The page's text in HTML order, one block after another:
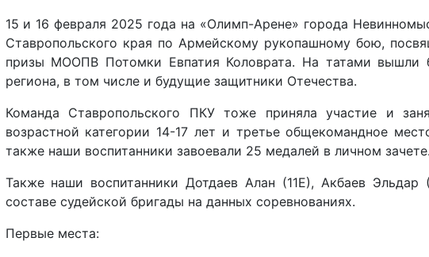
15 и 16 февраля 2025 года на «Олимп-Арене» города
Ставропольского края по Армейскому рукопашному бою,
призы МООПВ Потомки Евпатия Коловрата. На татами вышли
региона, в том числе и будущие защитники Отечества.
Команда Ставропольского ПКУ тоже приняла участие и
возрастной категории 14-17 лет и третье общекомандное
также наши воспитанники завоевали 25 медалей в личном зачете.
Также наши воспитанники Дотдаев Алан (11Е), Акбаев
составе судейской бригады на данных соревнованиях.
Первые места: